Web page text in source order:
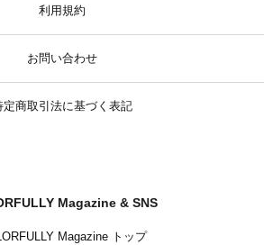
利用規約
お問い合わせ
定商取引法に基づく表記
Magazine & SNS
Magazine トップ